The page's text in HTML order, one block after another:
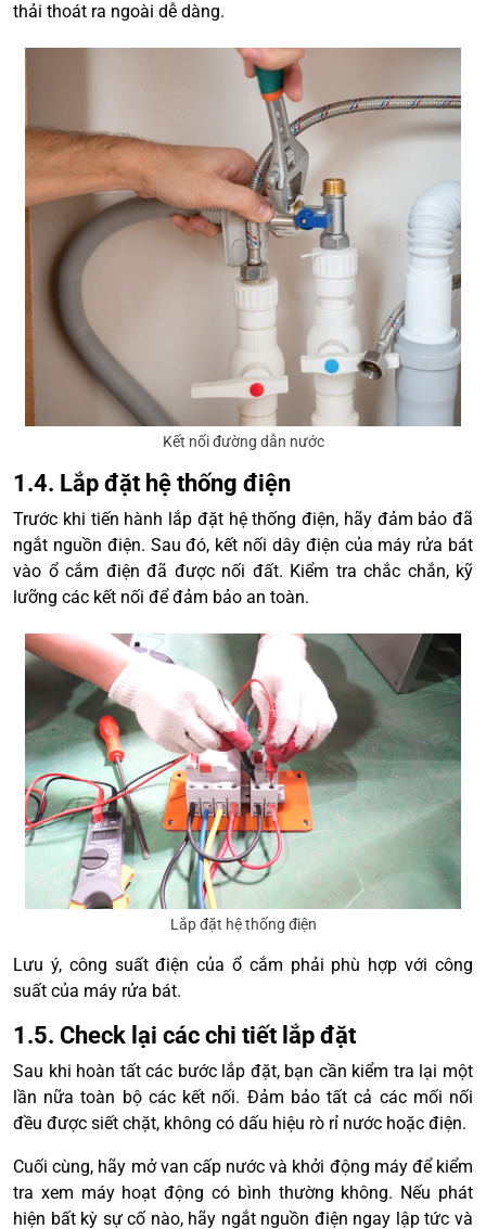
thải thoát ra ngoài dễ dàng.
Kết nối đường dẫn nước
1.4. Lắp đặt hệ thống điện
Trước khi tiến hành lắp đặt hệ thống điện, hãy đảm bảo đã
ngắt nguồn điện. Sau đó, kết nối dây điện của máy rửa bát
vào ổ cắm điện đã được nối đất. Kiểm tra chắc chắn, kỹ
lưỡng các kết nối để đảm bảo an toàn.
Lắp đặt hệ thống điện
Lưu ý, công suất điện của ổ cắm phải phù hợp với công
suất của máy rửa bát.
1.5. Check lại các chi tiết lắp đặt
Sau khi hoàn tất các bước lắp đặt, bạn cần kiểm tra lại một
lần nữa toàn bộ các kết nối. Đảm bảo tất cả các mối nối
đều được siết chặt, không có dấu hiệu rò rỉ nước hoặc điện.
Cuối cùng, hãy mở van cấp nước và khởi động máy để kiểm
tra xem máy hoạt động có bình thường không. Nếu phát
hiện bất kỳ sự cố nào, hãy ngắt nguồn điện ngay lập tức và